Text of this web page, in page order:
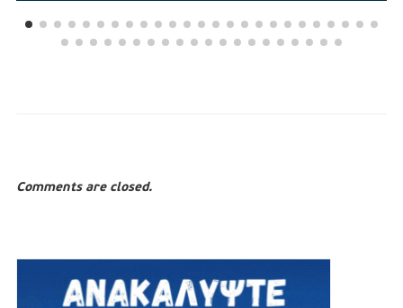
Comments are closed.